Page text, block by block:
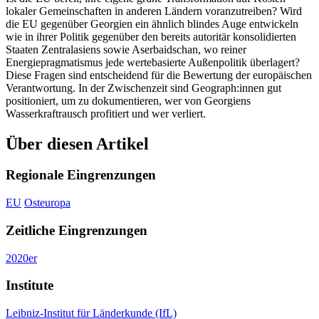
lokaler Gemeinschaften in anderen Ländern voranzutreiben? Wird
die EU gegenüber Georgien ein ähnlich blindes Auge entwickeln
wie in ihrer Politik gegenüber den bereits autoritär konsolidierten
Staaten Zentralasiens sowie Aserbaidschan, wo reiner
Energiepragmatismus jede wertebasierte Außenpolitik überlagert?
Diese Fragen sind entscheidend für die Bewertung der europäischen
Verantwortung. In der Zwischenzeit sind Geograph:innen gut
positioniert, um zu dokumentieren, wer von Georgiens
Wasserkraftrausch profitiert und wer verliert.
Über diesen Artikel
Regionale Eingrenzungen
EU Osteuropa
Zeitliche Eingrenzungen
2020er
Institute
Leibniz-Institut für Länderkunde (IfL)